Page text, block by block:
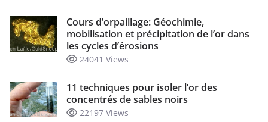
Cours d’orpaillage: Géochimie,
mobilisation et précipitation de l’or dans
les cycles d’érosions
24041 Views
11 techniques pour isoler l’or des
concentrés de sables noirs
22197 Views